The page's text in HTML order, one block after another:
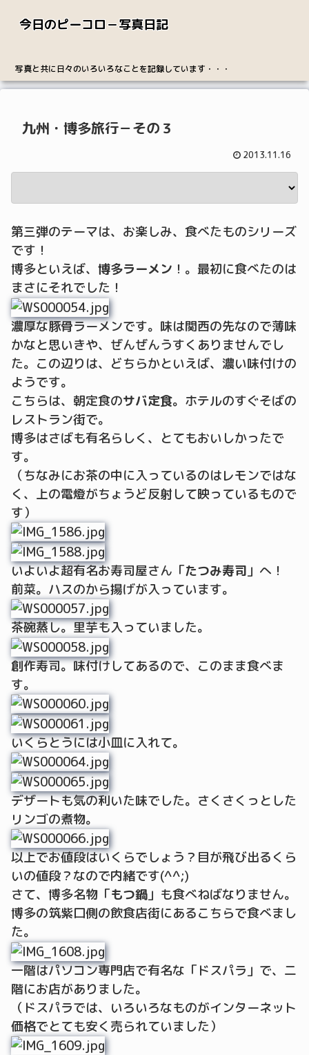
今日のピーコロ－写真日記
写真と共に日々のいろいろなことを記録しています・・・
九州・博多旅行－その３
2013.11.16
第三弾のテーマは、お楽しみ、食べたものシリーズ
です！
博多といえば、 博多ラーメン ！。最初に食べたのは
まさにそれでした！
濃厚な豚骨ラーメンです。味は関西の先なので薄味
かなと思いきや、ぜんぜんうすくありませんでし
た。この辺りは、どちらかといえば、濃い味付けの
ようです。
こちらは、朝定食のサバ定食。ホテルのすぐそばの
レストラン街で。
博多はさばも有名らしく、とてもおいしかったで
す。
（ちなみにお茶の中に入っているのはレモンではな
く、上の電燈がちょうど反射して映っているもので
す）
いよいよ超有名お寿司屋さん「たつみ寿司 」へ！
前菜。ハスのから揚げが入っています。
茶碗蒸し。里芋も入っていました。
創作寿司。味付けしてあるので、このまま食べま
す。
いくらとうには小皿に入れて。
デザートも気の利いた味でした。さくさくっとした
リンゴの煮物。
以上でお値段はいくらでしょう？目が飛び出るくら
いの値段？なので内緒です(^^;)
さて、博多名物「もつ鍋」も食べねばなりません。
博多の筑紫口側の飲食店街にあるこちらで食べまし
た。
一階はパソコン専門店で有名な「ドスパラ」で、二
階にお店がありました。
（ドスパラでは、いろいろなものがインターネット
価格でとても安く売られていました）